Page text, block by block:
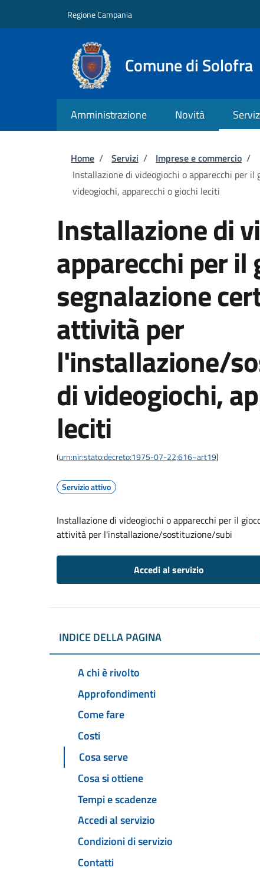
Regione Campania
Comune di Solofra
Amministrazione Novità
Briciole di pane
Home / Servizi / Imprese e commercio /
Installazione di videogiochi o apparecchi per
videogiochi, apparecchi o giochi leciti
Installazione di
apparecchi per il
segnalazione
attività per
l'installazione/
di videogiochi,
leciti
(urn:nir:stato:decreto:1975-07-22;616~art19)
Servizio attivo
Installazione di videogiochi o apparecchi per il
attività per l'installazione/sostituzione/subi
Accedi al servizio
INDICE DELLA PAGINA
A chi è rivolto
Approfondimenti
Come fare
Costi
Cosa serve
Cosa si ottiene
Tempi e scadenze
Accedi al servizio
Condizioni di servizio
Contatti